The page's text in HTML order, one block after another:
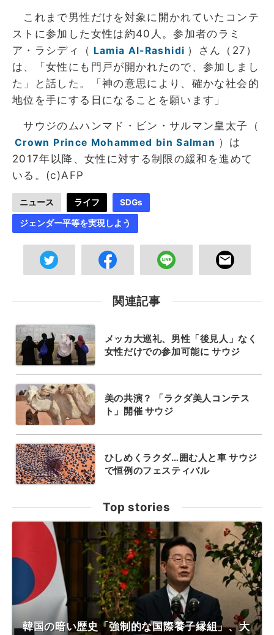
これまで男性だけを対象に開かれていたコンテ
ストに参加した女性は約40人。参加者のラミ
ア・ラシディ（ Lamia Al-Rashidi ）さん（27）
は、「女性にも門戸が開かれたので、参加しまし
た」と話した。「神の意思により、確かな社会的
地位を手にする日になることを願います」
サウジのムハンマド・ビン・サルマン皇太子（
Crown Prince Mohammed bin Salman ）は
2017年以降、女性に対する制限の緩和を進めて
いる。(c)AFP
ニュース ライフ SDGs
ジェンダー平等を実現しよう
関連記事
メッカ大巡礼、男性「後見人」なく
女性だけでの参加可能に サウジ
美の共演？ 「ラクダ美人コンテス
ト」開催 サウジ
ひしめくラクダ…囲む人と車 サウジ
で恒例のフェスティバル
Top stories
韓国の暗い歴史「強制的な国際養子縁組」、大